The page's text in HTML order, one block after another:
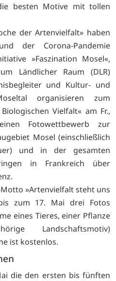
besten Motive mit tollen
der Artenvielfalt» haben
der Corona-Pandemie
»Faszination Mosel«,
Ländlicher Raum (DLR)
und Kultur- und
organisieren zum
Vielfalt« am Fr.,
Fotowettbewerb zur
Mosel (einschließlich
und in der gesamten
in Frankreich über
»Artenvielfalt steht uns
zum 17. Mai drei Fotos
eines Tieres, einer Pflanze
Landschaftsmotiv)
ist kostenlos.
die den ersten bis fünften